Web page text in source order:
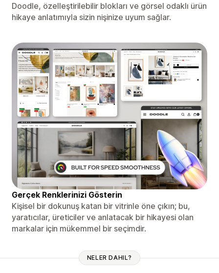
Doodle, özelleştirilebilir blokları ve görsel odaklı ürün
hikaye anlatımıyla sizin nişinize uyum sağlar.
Gerçek Renklerinizi Gösterin
Kişisel bir dokunuş katan bir vitrinle öne çıkın; bu,
yaratıcılar, üreticiler ve anlatacak bir hikayesi olan
markalar için mükemmel bir seçimdir.
NELER DAHIL?